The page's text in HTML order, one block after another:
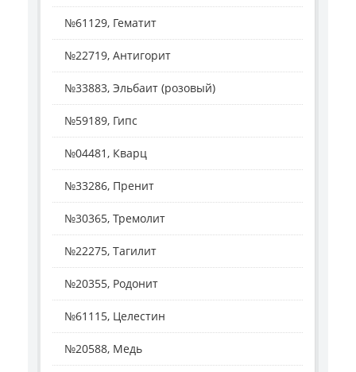
№61129, Гематит
№22719, Антигорит
№33883, Эльбаит (розовый)
№59189, Гипс
№04481, Кварц
№33286, Пренит
№30365, Тремолит
№22275, Тагилит
№20355, Родонит
№61115, Целестин
№20588, Медь